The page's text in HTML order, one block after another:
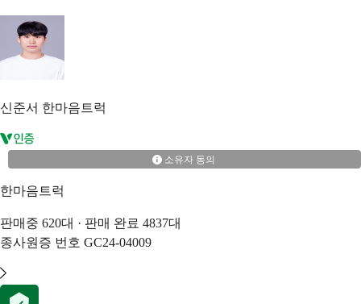
신준서 한마음트럭
소유자 동의
한마음트럭
판매중 620대 · 판매 완료 4837대
종사원증 번호 GC24-04009